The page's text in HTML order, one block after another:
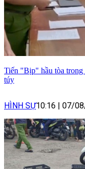
Tiến "Bịp" hầu tòa trong
túy
HÌNH SỰ10:16 | 07/